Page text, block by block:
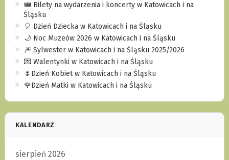
🎟️ Bilety na wydarzenia i koncerty w Katowicach i na
Śląsku
🎈 Dzień Dziecka w Katowicach i na Śląsku
🌙 Noc Muzeów 2026 w Katowicach i na Śląsku
🎆 Sylwester w Katowicach i na Śląsku 2025/2026
💌 Walentynki w Katowicach i na Śląsku
🌷Dzień Kobiet w Katowicach i na Śląsku
🌹Dzień Matki w Katowicach i na Śląsku
KALENDARZ
sierpień 2026